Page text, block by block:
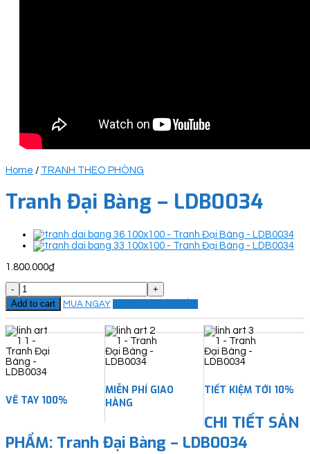
Home / TRANH THEO PHÒNG
Tranh Đại Bàng – LDB0034
1.800.000₫
Tranh
Đại
Bàng
-
LDB0034
quantity
Add to cart MUA NGAY ĐẶT THEO YÊU CẦU
VẼ TAY 100%
MIỄN PHÍ GIAO
HÀNG
TIẾT KIỆM TỚI 10%
CHI TIẾT SẢN
PHẨM: Tranh Đại Bàng – LDB0034